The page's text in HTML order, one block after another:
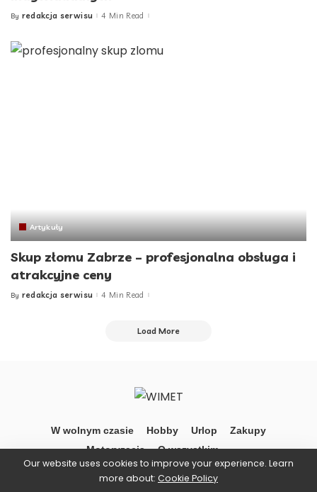
Posted
By redakcja serwisu 4 Min Read
Artykuły
Skup złomu Zabrze – profesjonalna obsługa i
atrakcyjne ceny
Posted
By redakcja serwisu 4 Min Read
Load More
W wolnym czasie Hobby Urlop
Zakupy
Motoryzacja
O wszystkim …
Our website uses cookies to improve your experience. Learn
more about: Cookie Policy